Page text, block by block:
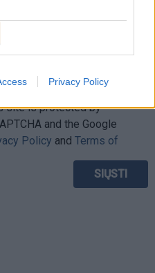
Privacy Policy
site is protected by
and the Google
Policy and Terms of